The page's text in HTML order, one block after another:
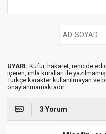
UYARI: Küfür, hakaret, rencide
içeren, imla kuralları ile yazılmamış,
Türkçe karakter kullanılmayan ve
onaylanmamaktadır.
3 Yorum